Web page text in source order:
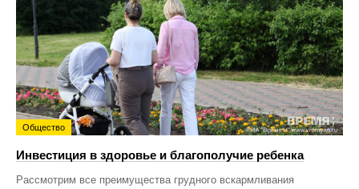
Общество
Инвестиция в здоровье и благополучие ребенка
Рассмотрим все преимущества грудного вскармливания